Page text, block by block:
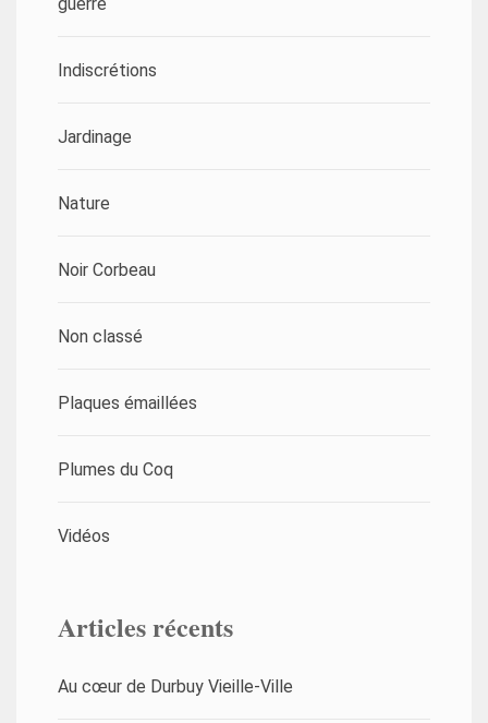
guerre
Indiscrétions
Jardinage
Nature
Noir Corbeau
Non classé
Plaques émaillées
Plumes du Coq
Vidéos
Articles récents
Au cœur de Durbuy Vieille-Ville